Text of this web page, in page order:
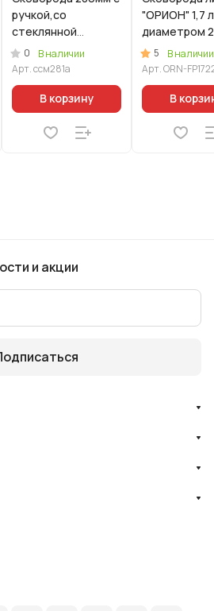
ручкой,со
стеклянной
крышкой, АП линия
"Стелла"(мокко)
0
В наличии
Арт.ссм281а
В корзину
"ОРИОН" 1,7
диаметром
со
крышкой
5
В наличии
Арт.ORN-
В
и акции